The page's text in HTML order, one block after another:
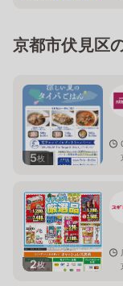
京都市伏見区
5枚
2枚